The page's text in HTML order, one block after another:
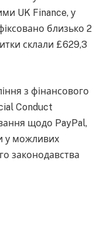
UK Finance, у
близько 2
склали £629,3
з фінансового
Conduct
щодо PayPal,
у можливих
законодавства